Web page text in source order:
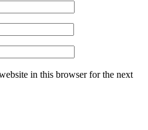
in this browser for the next